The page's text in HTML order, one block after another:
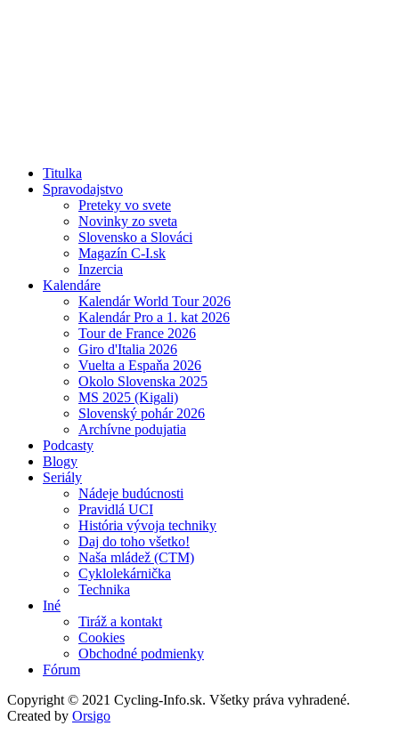
Titulka
Spravodajstvo
Preteky vo svete
Novinky zo sveta
Slovensko a Slováci
Magazín C-I.sk
Inzercia
Kalendáre
Kalendár World Tour 2026
Kalendár Pro a 1. kat 2026
Tour de France 2026
Giro d'Italia 2026
Vuelta a Espaňa 2026
Okolo Slovenska 2025
MS 2025 (Kigali)
Slovenský pohár 2026
Archívne podujatia
Podcasty
Blogy
Seriály
Nádeje budúcnosti
Pravidlá UCI
História vývoja techniky
Daj do toho všetko!
Naša mládež (CTM)
Cyklolekárnička
Technika
Iné
Tiráž a kontakt
Cookies
Obchodné podmienky
Fórum
Copyright © 2021 Cycling-Info.sk. Všetky práva vyhradené.
Created by Orsigo